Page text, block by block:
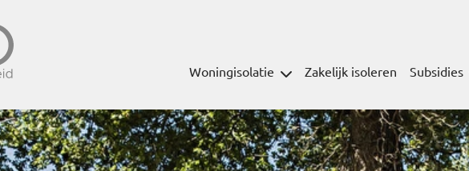
Woningisolatie Zakelijk isoleren Subsidies